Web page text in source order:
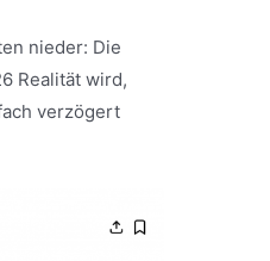
nieder: Die
Realität wird,
verzögert